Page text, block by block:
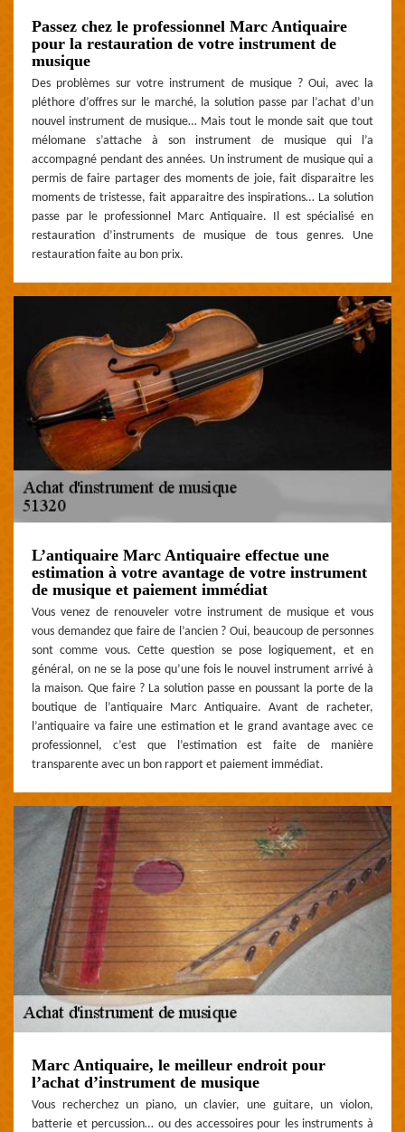
Passez chez le professionnel Marc Antiquaire
pour la restauration de votre instrument de
musique
Des problèmes sur votre instrument de musique ? Oui, avec la
pléthore d’offres sur le marché, la solution passe par l’achat d’un
nouvel instrument de musique… Mais tout le monde sait que tout
mélomane s’attache à son instrument de musique qui l’a
accompagné pendant des années. Un instrument de musique qui a
permis de faire partager des moments de joie, fait disparaitre les
moments de tristesse, fait apparaitre des inspirations… La solution
passe par le professionnel Marc Antiquaire. Il est spécialisé en
restauration d’instruments de musique de tous genres. Une
restauration faite au bon prix.
L’antiquaire Marc Antiquaire effectue une
estimation à votre avantage de votre instrument
de musique et paiement immédiat
Vous venez de renouveler votre instrument de musique et vous
vous demandez que faire de l’ancien ? Oui, beaucoup de personnes
sont comme vous. Cette question se pose logiquement, et en
général, on ne se la pose qu’une fois le nouvel instrument arrivé à
la maison. Que faire ? La solution passe en poussant la porte de la
boutique de l’antiquaire Marc Antiquaire. Avant de racheter,
l’antiquaire va faire une estimation et le grand avantage avec ce
professionnel, c’est que l’estimation est faite de manière
transparente avec un bon rapport et paiement immédiat.
Marc Antiquaire, le meilleur endroit pour
l’achat d’instrument de musique
Vous recherchez un piano, un clavier, une guitare, un violon,
batterie et percussion… ou des accessoires pour les instruments à